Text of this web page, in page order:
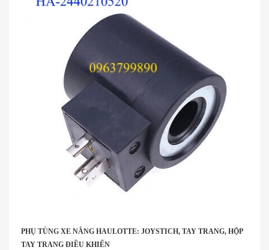
PHỤ TÙNG XE NÂNG HAULOTTE: JOYSTICH, TAY TRANG, HỘP
TAY TRANG ĐIỀU KHIỂN